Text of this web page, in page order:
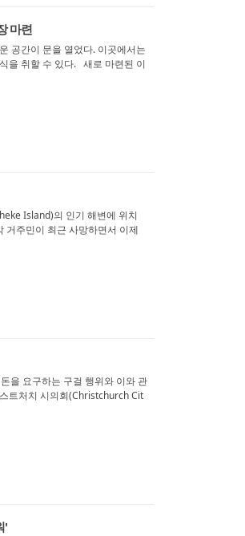
마련
공간이 문을 열었다. 이곳에서는
을 취할 수 있다. 새로 마련된 이
Island)의 인기 해변에 위치
거주민이 최근 사망하면서 이제
을 요구하는 구걸 행위와 이와 관
트처치 시의회(Christchurch Cit
'